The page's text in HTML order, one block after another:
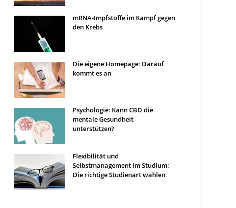
mRNA-Impfstoffe im Kampf gegen
den Krebs
Die eigene Homepage: Darauf
kommt es an
Psychologie: Kann CBD die
mentale Gesundheit
unterstützen?
Flexibilität und
Selbstmanagement im Studium:
Die richtige Studienart wählen